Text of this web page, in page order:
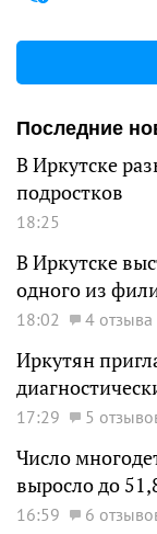
Последние
В Иркутске
подростков
18:25
В Иркутске
одного из
18:02 4 отзыва
Иркутян
17:29 5
Число
выросло до
16:59
6